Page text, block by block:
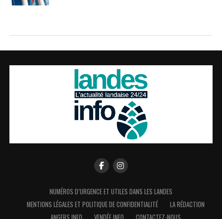
NUMÉROS D’URGENCE ET UTILES DANS LES LANDES
MENTIONS LÉGALES ET POLITIQUE DE CONFIDENTIALITÉ
LA RÉDACTION
ANGERS INFO
VENDÉE INFO CONTACTEZ-NOUS